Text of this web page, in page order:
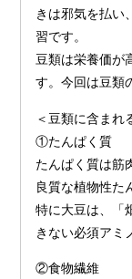
きは邪気を払い
習です。
豆類は栄養価が
す。今回は豆類
＜豆類に含まれ
①たんぱく質
たんぱく質は筋
良質な植物性た
特に大豆は、「
きない必須アミ
②食物繊維